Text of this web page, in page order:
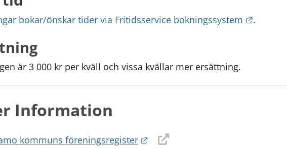
bokar/önskar tider via Fritidsservice bokningssystem Länk
.
är 3 000 kr per kväll och vissa kvällar mer ersättning.
Information
kommuns föreningsregister Länk till annan webbplats.